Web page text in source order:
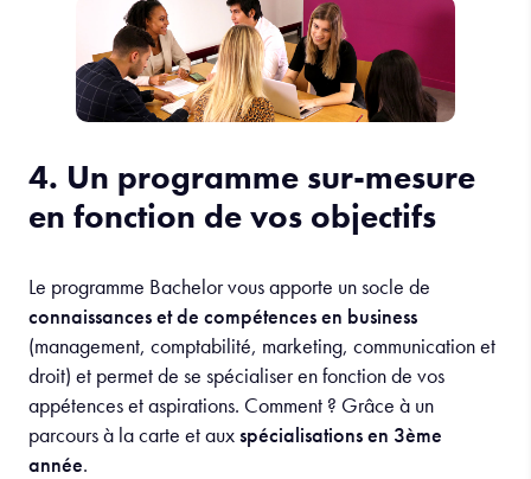
4. Un programme sur-mesure
en fonction de vos objectifs
Le programme Bachelor vous apporte un socle de
connaissances et de compétences en business
(management, comptabilité, marketing, communication et
droit) et permet de se spécialiser en fonction de vos
appétences et aspirations. Comment ? Grâce à un
parcours à la carte et auxspécialisations en 3ème
année.